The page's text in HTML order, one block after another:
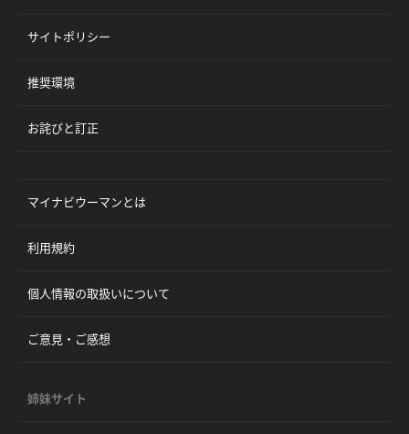
サイトポリシー
推奨環境
お詫びと訂正
マイナビウーマンとは
利用規約
個人情報の取扱いについて
ご意見・ご感想
姉妹サイト